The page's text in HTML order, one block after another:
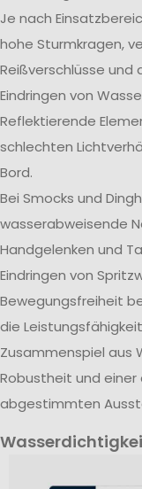
Je nach
hohe Sturmkragen,
Reißverschlüsse
Eindringen von
Reflektierende
schlechten
Bord.
Bei Smocks und
wasserabweisende
Handgelenken und
Eindringen von
Bewegungsfreiheit
die
Zusammenspiel aus
Robustheit und einer
abgestimmten